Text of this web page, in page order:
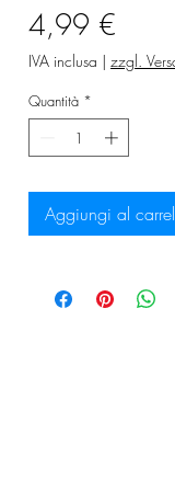
4,99 €
IVA inclusa | zzgl.
Quantità *
Aggiungi al